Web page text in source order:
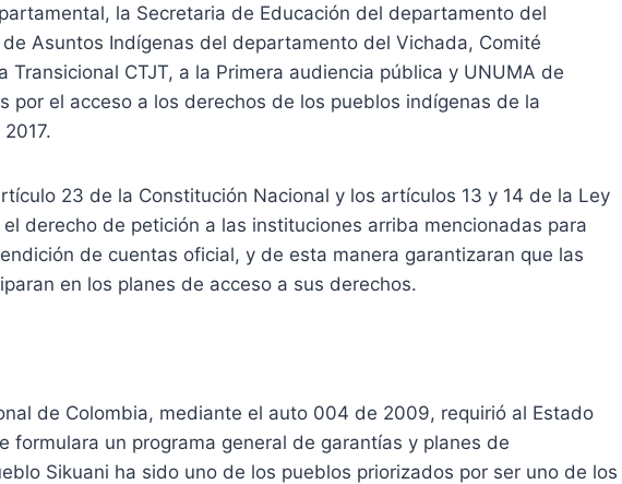
la Secretaria de Educación del departamento del
Asuntos Indígenas del departamento del Vichada, Comité
Transicional CTJT, a la Primera audiencia pública y UNUMA de
por el acceso a los derechos de los pueblos indígenas de la
23 de la Constitución Nacional y los artículos 13 y 14 de la Ley
derecho de petición a las instituciones arriba mencionadas para
de cuentas oficial, y de esta manera garantizaran que las
en los planes de acceso a sus derechos.
de Colombia, mediante el auto 004 de 2009, requirió al Estado
formulara un programa general de garantías y planes de
Sikuani ha sido uno de los pueblos priorizados por ser uno de los